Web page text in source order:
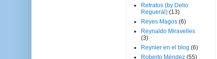
Retratos (by Delio
Regueral) (13)
Reyes Magos (6)
Reynaldo Miravelles
(3)
Reynier en el blog (6)
Roberto Méndez (55)